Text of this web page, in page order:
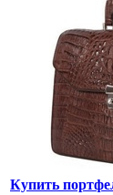
Купить